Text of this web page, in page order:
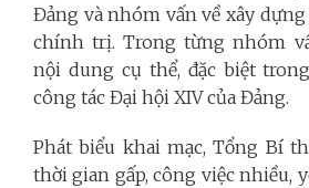
Đảng và nhóm vấn về xây
chính trị. Trong từng nhóm
nội dung cụ thể, đặc biệt
công tác Đại hội XIV của Đảng.
Phát biểu khai mạc, Tổng Bí
thời gian gấp, công việc nhiều,